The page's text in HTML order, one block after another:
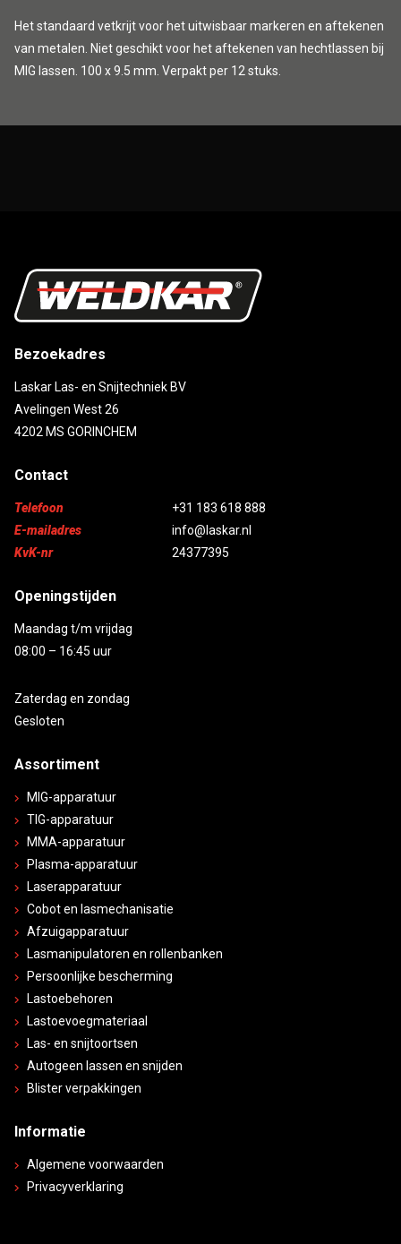
Het standaard vetkrijt voor het uitwisbaar markeren en aftekenen
van metalen. Niet geschikt voor het aftekenen van hechtlassen bij
MIG lassen. 100 x 9.5 mm. Verpakt per 12 stuks.
Bezoekadres
Laskar Las- en Snijtechniek BV
Avelingen West 26
4202 MS GORINCHEM
Contact
Telefoon
+31 183 618 888
E-mailadres
info@laskar.nl
KvK-nr
24377395
Openingstijden
Maandag t/m vrijdag
08:00 – 16:45 uur
Zaterdag en zondag
Gesloten
Assortiment
MIG-apparatuur
TIG-apparatuur
MMA-apparatuur
Plasma-apparatuur
Laserapparatuur
Cobot en lasmechanisatie
Afzuigapparatuur
Lasmanipulatoren en rollenbanken
Persoonlijke bescherming
Lastoebehoren
Lastoevoegmateriaal
Las- en snijtoortsen
Autogeen lassen en snijden
Blister verpakkingen
Informatie
Algemene voorwaarden
Privacyverklaring